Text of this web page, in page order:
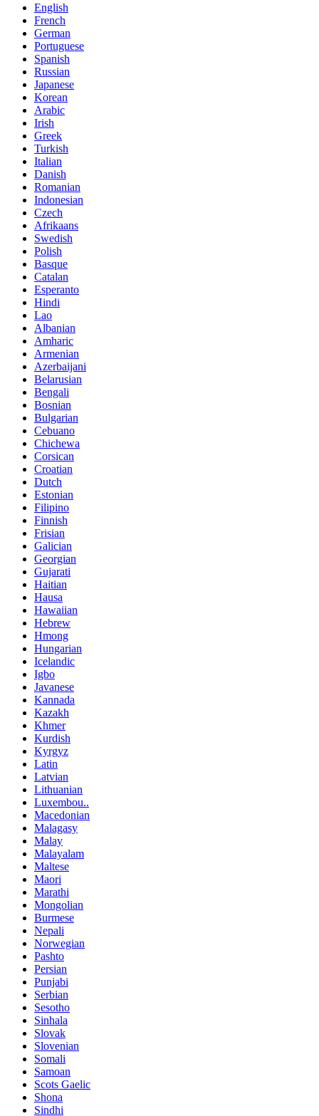
English
French
German
Portuguese
Spanish
Russian
Japanese
Korean
Arabic
Irish
Greek
Turkish
Italian
Danish
Romanian
Indonesian
Czech
Afrikaans
Swedish
Polish
Basque
Catalan
Esperanto
Hindi
Lao
Albanian
Amharic
Armenian
Azerbaijani
Belarusian
Bengali
Bosnian
Bulgarian
Cebuano
Chichewa
Corsican
Croatian
Dutch
Estonian
Filipino
Finnish
Frisian
Galician
Georgian
Gujarati
Haitian
Hausa
Hawaiian
Hebrew
Hmong
Hungarian
Icelandic
Igbo
Javanese
Kannada
Kazakh
Khmer
Kurdish
Kyrgyz
Latin
Latvian
Lithuanian
Luxembou..
Macedonian
Malagasy
Malay
Malayalam
Maltese
Maori
Marathi
Mongolian
Burmese
Nepali
Norwegian
Pashto
Persian
Punjabi
Serbian
Sesotho
Sinhala
Slovak
Slovenian
Somali
Samoan
Scots Gaelic
Shona
Sindhi